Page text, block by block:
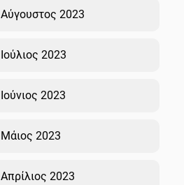
Αύγουστος 2023
Ιούλιος 2023
Ιούνιος 2023
Μάιος 2023
Απρίλιος 2023